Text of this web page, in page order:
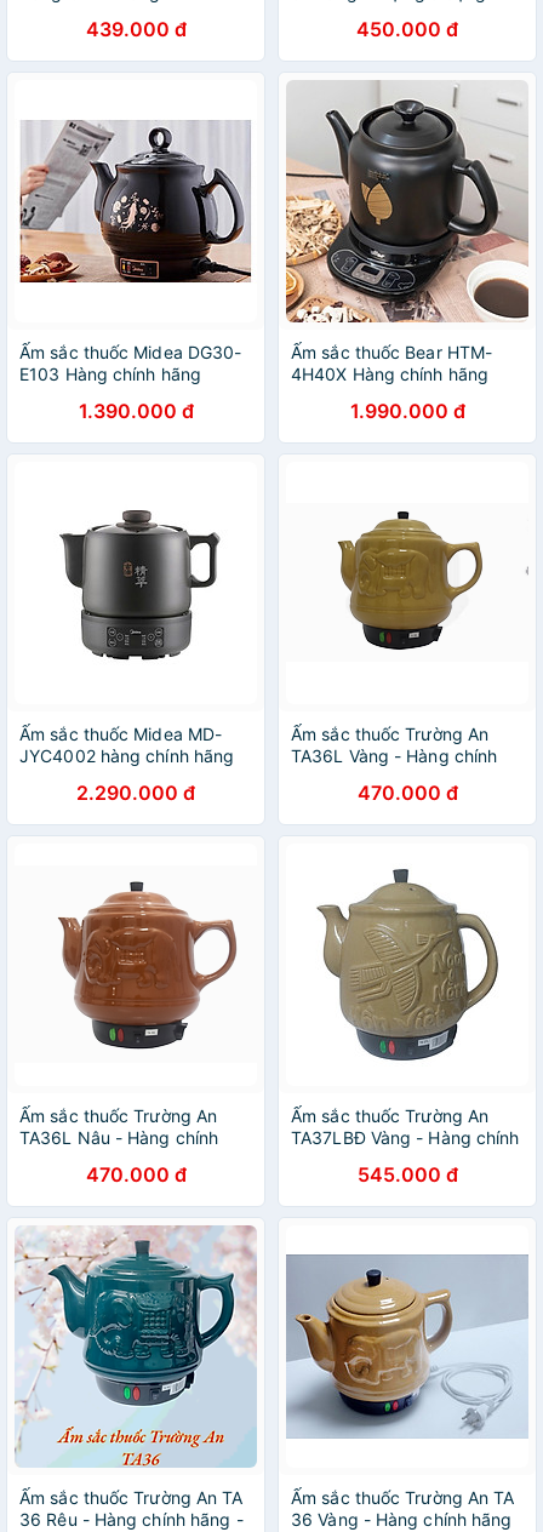
439.000 đ 450.000 đ
Ấm sắc thuốc Midea DG30-
E103 Hàng chính hãng
1.390.000 đ
Ấm sắc thuốc Bear HTM-
4H40X Hàng chính hãng
1.990.000 đ
Ấm sắc thuốc Midea MD-
JYC4002 hàng chính hãng
2.290.000 đ
Ấm sắc thuốc Trường An
TA36L Vàng - Hàng chính
470.000 đ
Ấm sắc thuốc Trường An
TA36L Nâu - Hàng chính
470.000 đ
Ấm sắc thuốc Trường An
TA37LBĐ Vàng - Hàng chính
545.000 đ
Ấm sắc thuốc Trường An TA
36 Rêu - Hàng chính hãng -
Ấm sắc thuốc Trường An TA
36 Vàng - Hàng chính hãng